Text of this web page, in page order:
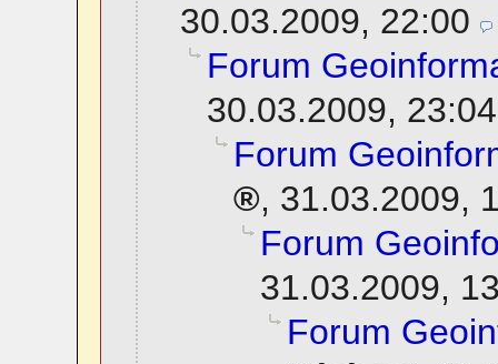
30.03.2009, 22:00
Forum
30.03.2009, 23:04
Forum
, 31.03.2009,
Forum
31.03.2009,
Forum